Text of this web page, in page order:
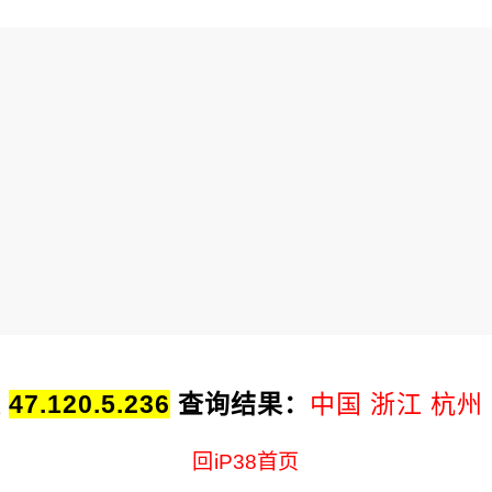
47.120.5.236 查询结果： 中国 浙江 杭州
回iP38首页